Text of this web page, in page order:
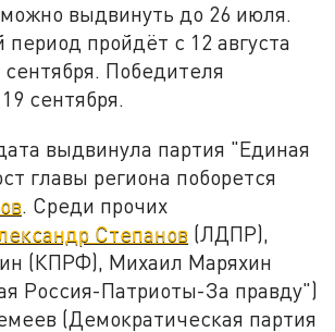
выдвинуть до 26 июля.
пройдёт с 12 августа
Победителя
сентября.
выдвинула партия "Единая
главы региона поборется
. Среди прочих
Степанов (ЛДПР),
(КПРФ), Михаил Маряхин
Россия-Патриоты-За правду")
(Демократическая партия